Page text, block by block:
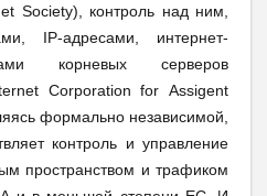
Soсiety), контроль над ним,
IP-адресами, интернет-
корневых серверов
Corporation for Assigent
формально независимой,
контроль и управление
пространством и трафиком